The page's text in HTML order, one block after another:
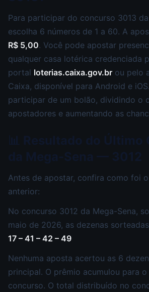
Para participar do concurso 3013
escolha 6 números de 1 a 60. A
R$ 5,00. Você pode apostar
qualquer casa lotérica credenciada
portal loterias.caixa.gov.br ou pelo
Caixa, disponível para Android e
participar de um bolão, dividindo o
apostadores e aumentando as
Antes de apostar, confira como foi
anterior:
No concurso 3012 da Mega-Sena,
maio de 2026, as dezenas
17 – 41 – 42 – 49
Nenhuma aposta acertou as 6
principal. O prêmio acumulou para
concurso. O total distribuído no